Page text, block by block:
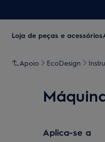
Loja de peças e acessórios
Apoio EcoDesign
Aplica-se a